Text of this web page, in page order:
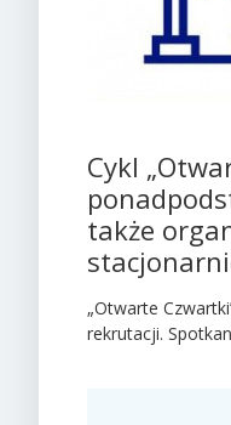
Cykl
także
„Otwarte
rekrutacji.